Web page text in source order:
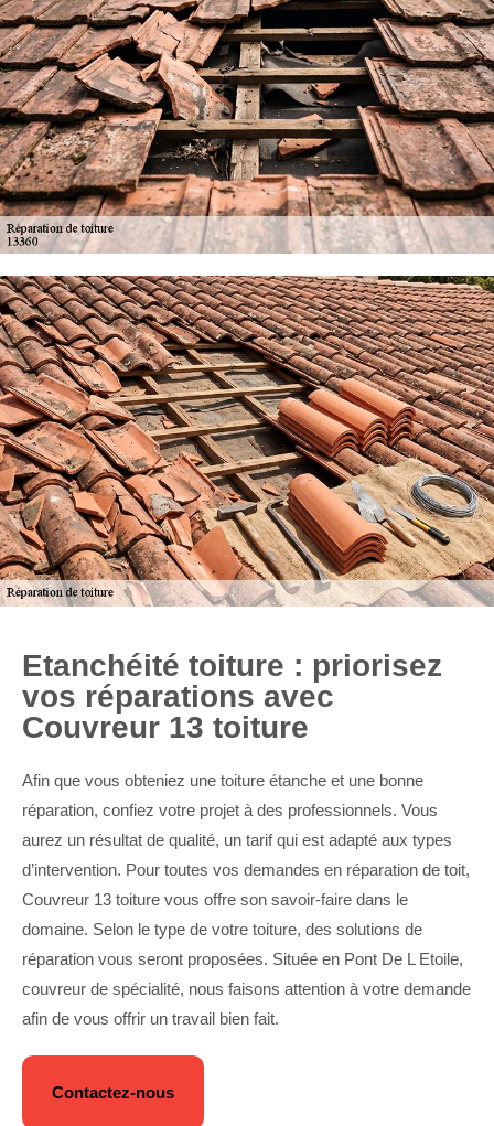
Etanchéité toiture : priorisez
vos réparations avec
Couvreur 13 toiture
Afin que vous obteniez une toiture étanche et une bonne
réparation, confiez votre projet à des professionnels. Vous
aurez un résultat de qualité, un tarif qui est adapté aux types
d’intervention. Pour toutes vos demandes en réparation de toit,
Couvreur 13 toiture vous offre son savoir-faire dans le
domaine. Selon le type de votre toiture, des solutions de
réparation vous seront proposées. Située en Pont De L Etoile,
couvreur de spécialité, nous faisons attention à votre demande
afin de vous offrir un travail bien fait.
Contactez-nous